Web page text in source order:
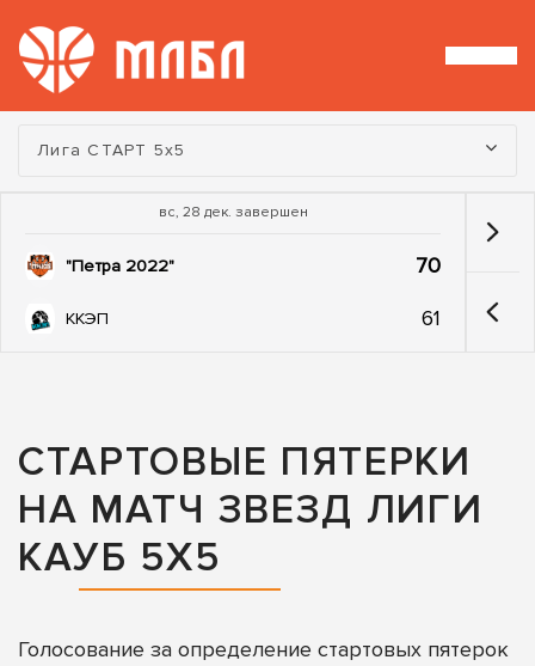
Турнир:
Лига СТАРТ 5х5
вс, 28 дек. завершен
"Петра 2022" 70
ККЭП 61
СТАРТОВЫЕ ПЯТЕРКИ
НА МАТЧ ЗВЕЗД ЛИГИ
КАУБ 5Х5
Голосование за определение стартовых пятерок